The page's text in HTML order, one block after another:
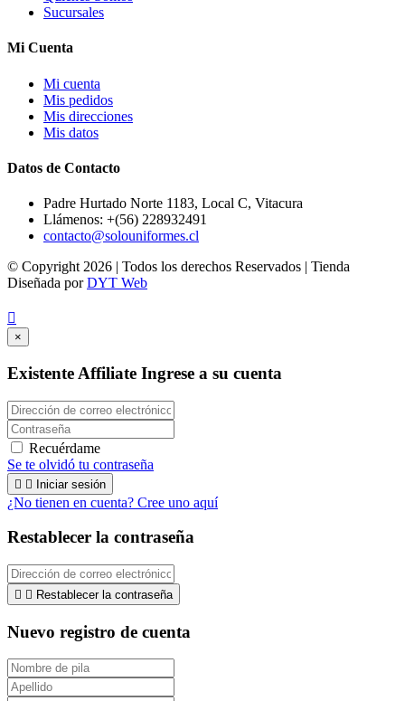
Sucursales
Mi Cuenta
Mi cuenta
Mis pedidos
Mis direcciones
Mis datos
Datos de Contacto
Padre Hurtado Norte 1183, Local C, Vitacura
Llámenos: +(56) 228932491
contacto@solouniformes.cl
©️ Copyright 2026 | Todos los derechos Reservados | Tienda
Diseñada porDYT Web

×
Existente Affiliate Ingrese a su cuenta
Recuérdame
Se te olvidó tu contraseña
  Iniciar sesión
¿No tienen en cuenta? Cree uno aquí
Restablecer la contraseña
  Restablecer la contraseña
Nuevo registro de cuenta